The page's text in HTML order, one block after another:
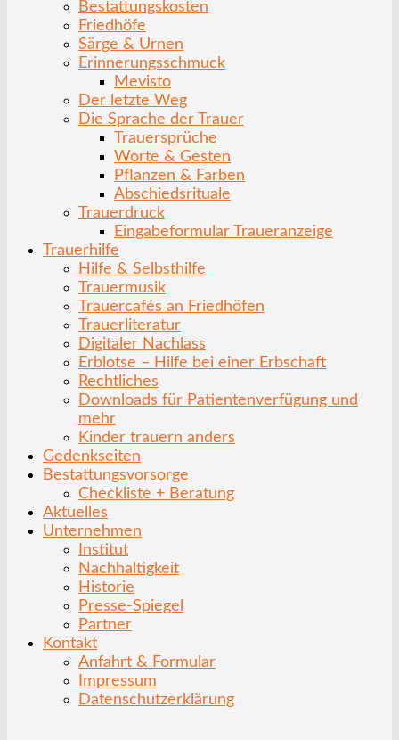
Bestattungskosten
Friedhöfe
Särge & Urnen
Erinnerungsschmuck
Mevisto
Der letzte Weg
Die Sprache der Trauer
Trauersprüche
Worte & Gesten
Pflanzen & Farben
Abschiedsrituale
Trauerdruck
Eingabeformular Traueranzeige
Trauerhilfe
Hilfe & Selbsthilfe
Trauermusik
Trauercafés an Friedhöfen
Trauerliteratur
Digitaler Nachlass
Erblotse – Hilfe bei einer Erbschaft
Rechtliches
Downloads für Patientenverfügung und
mehr
Kinder trauern anders
Gedenkseiten
Bestattungsvorsorge
Checkliste + Beratung
Aktuelles
Unternehmen
Institut
Nachhaltigkeit
Historie
Presse-Spiegel
Partner
Kontakt
Anfahrt & Formular
Impressum
Datenschutzerklärung